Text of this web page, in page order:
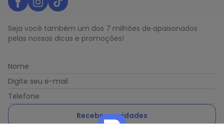
Seja você também um dos 7 milhões de apaixonados
pelas nossas dicas e promoções!
Nome
Digite seu e-mail
Telefone
Receber novidades